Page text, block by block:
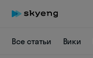
Все статьи Вики